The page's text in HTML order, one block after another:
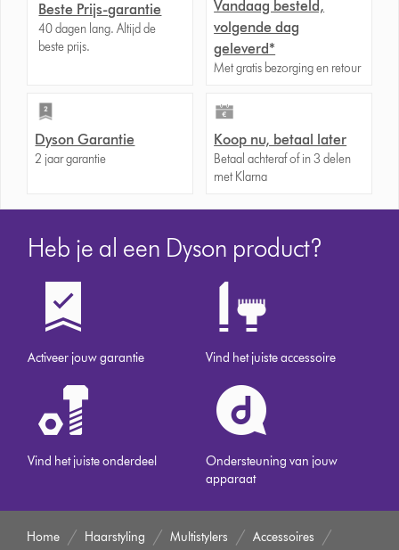
Beste Prijs-garantie
40 dagen lang. Altijd de
beste prijs.
Vandaag besteld,
volgende dag
geleverd*
Met gratis bezorging en retour
Dyson Garantie
2 jaar garantie
Koop nu, betaal later
Betaal achteraf of in 3 delen
met Klarna
Heb je al een Dyson product?
Activeer jouw garantie Vind het juiste accessoire
Vind het juiste onderdeel
Ondersteuning van jouw
apparaat
Home Haarstyling Multistylers Accessoires